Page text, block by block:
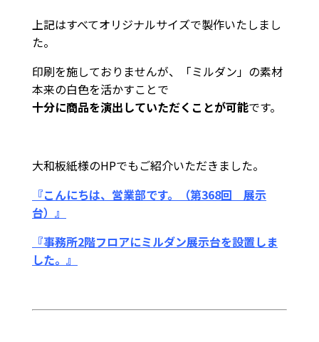
上記はすべてオリジナルサイズで製作いたしまし
た。
印刷を施しておりませんが、「ミルダン」の素材
本来の白色を活かすことで
十分に商品を演出していただくことが可能です。
大和板紙様のHPでもご紹介いただきました。
『こんにちは、営業部です。（第368回 展示
台）』
『事務所2階フロアにミルダン展示台を設置しま
した。』